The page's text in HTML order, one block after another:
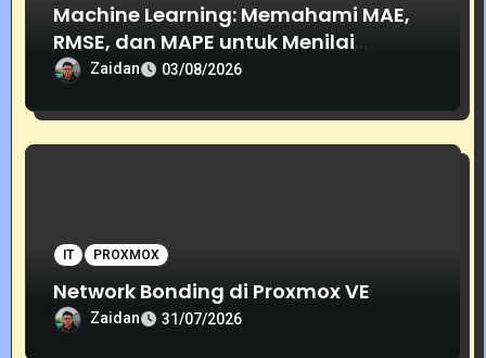
Machine Learning: Memahami MAE,
RMSE, dan MAPE untuk Menilai
Akurasi Prediksi
Zaidan 03/08/2026
IT PROXMOX
Network Bonding di Proxmox VE
Zaidan 31/07/2026